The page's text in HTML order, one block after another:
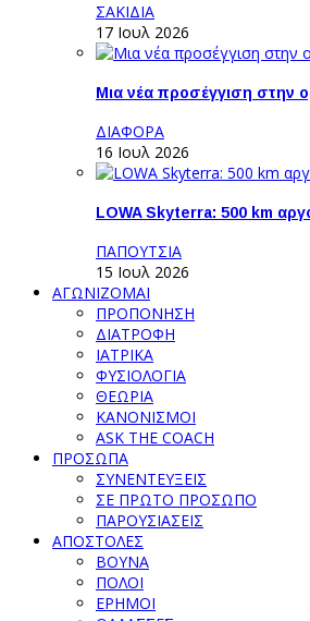
ΣΑΚΙΔΙΑ
17 Ιουλ 2026
Μια νέα προσέγγιση
ΔΙΑΦΟΡΑ
16 Ιουλ 2026
LOWA Skyterra: 500 km
ΠΑΠΟΥΤΣΙΑ
15 Ιουλ 2026
ΑΓΩΝΙΖΟΜΑΙ
ΠΡΟΠΟΝΗΣΗ
ΔΙΑΤΡΟΦΗ
ΙΑΤΡΙΚΑ
ΦΥΣΙΟΛΟΓΙΑ
ΘΕΩΡΙΑ
ΚΑΝΟΝΙΣΜΟΙ
ASK THE COACH
ΠΡΟΣΩΠΑ
ΣΥΝΕΝΤΕΥΞΕΙΣ
ΣΕ ΠΡΩΤΟ ΠΡΟΣΩΠΟ
ΠΑΡΟΥΣΙΑΣΕΙΣ
ΑΠΟΣΤΟΛΕΣ
ΒΟΥΝΑ
ΠΟΛΟΙ
ΕΡΗΜΟΙ